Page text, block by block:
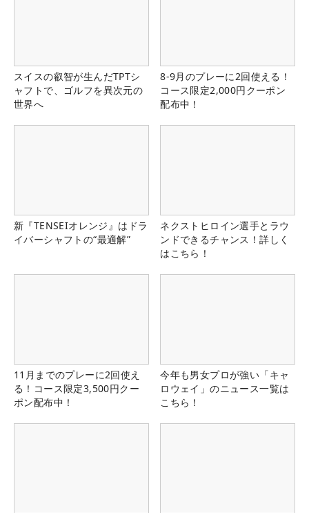
スイスの叡智が生んだTPTシ
ャフトで、ゴルフを異次元の
世界へ
8-9月のプレーに2回使える！
コース限定2,000円クーポン
配布中！
新『TENSEIオレンジ』はドラ
イバーシャフトの“最適解”
ネクストヒロイン選手とラウ
ンドできるチャンス！詳しく
はこちら！
11月までのプレーに2回使え
る！コース限定3,500円クー
ポン配布中！
今年も男女プロが強い「キャ
ロウェイ」のニュース一覧は
こちら！